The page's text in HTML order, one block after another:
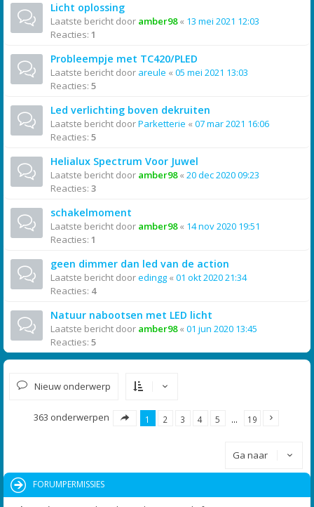
Licht oplossing
Laatste bericht door amber98« 13 mei 2021 12:03
Reacties: 1
Probleempje met TC420/PLED
Laatste bericht door areule « 05 mei 2021 13:03
Reacties: 5
Led verlichting boven dekruiten
Laatste bericht doorParketterie « 07 mar 2021 16:06
Reacties: 5
Helialux Spectrum Voor Juwel
Laatste bericht door amber98« 20 dec 2020 09:23
Reacties: 3
schakelmoment
Laatste bericht door amber98« 14 nov 2020 19:51
Reacties: 1
geen dimmer dan led van de action
Laatste bericht dooredingg « 01 okt 2020 21:34
Reacties: 4
Natuur nabootsen met LED licht
Laatste bericht door amber98« 01 jun 2020 13:45
Reacties: 5
Nieuw onderwerp
363 onderwerpen 1 2 3 4 5 … 19
Ga naar
FORUMPERMISSIES